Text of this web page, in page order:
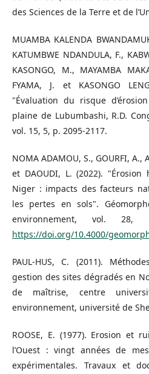
des Sciences de la Terre et de
MUAMBA KALENDA
KATUMBWE NDANDULA, F.,
KASONGO, M., MAYAMBA
FYAMA, J. et KASONGO
"Évaluation du risque
plaine de Lubumbashi, R.D.
vol. 15, 5, p. 2095-2117.
NOMA ADAMOU, S., GOURFI, A.,
et DAOUDI, L. (2022).
Niger : impacts des facteurs
les pertes en sols".
environnement, vol.
https://doi.org/10.4000/
PAUL-HUS, C. (2011).
gestion des sites dégradés en
de maîtrise, centre
environnement, université de
ROOSE, E. (1977). Erosion et
l’Ouest : vingt années de
expérimentales. Travaux et